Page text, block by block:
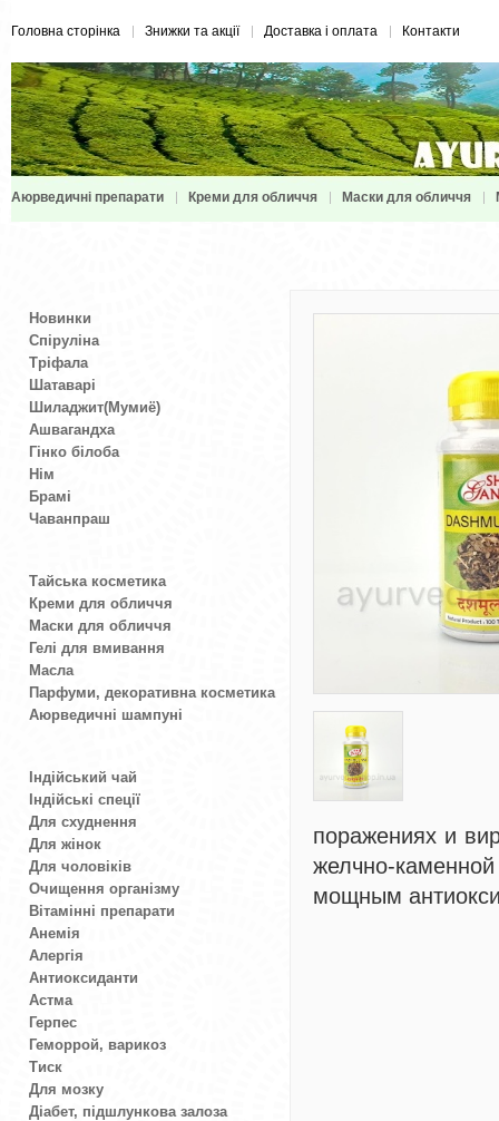
Головна сторінка Знижки та акції Доставка і оплата Контакти
Аюрведичні препарати Креми для обличчя Маски для обличчя
Новинки
Спіруліна
Тріфала
Шатаварі
Шиладжит(Мумиё)
Ашвагандха
Гінко білоба
Нім
Брамі
Чаванпраш
Тайська косметика
Креми для обличчя
Маски для обличчя
Гелі для вмивання
Масла
Парфуми, декоративна косметика
Аюрведичні шампуні
Індійський чай
Індійські спеції
Для схуднення
Для жінок
Для чоловіків
Очищення організму
Вітамінні препарати
Анемія
Алергія
Антиоксиданти
Астма
Герпес
Геморрой, варикоз
Тиск
Для мозку
Діабет, підшлункова залоза
поражениях и
желчно-
мощным